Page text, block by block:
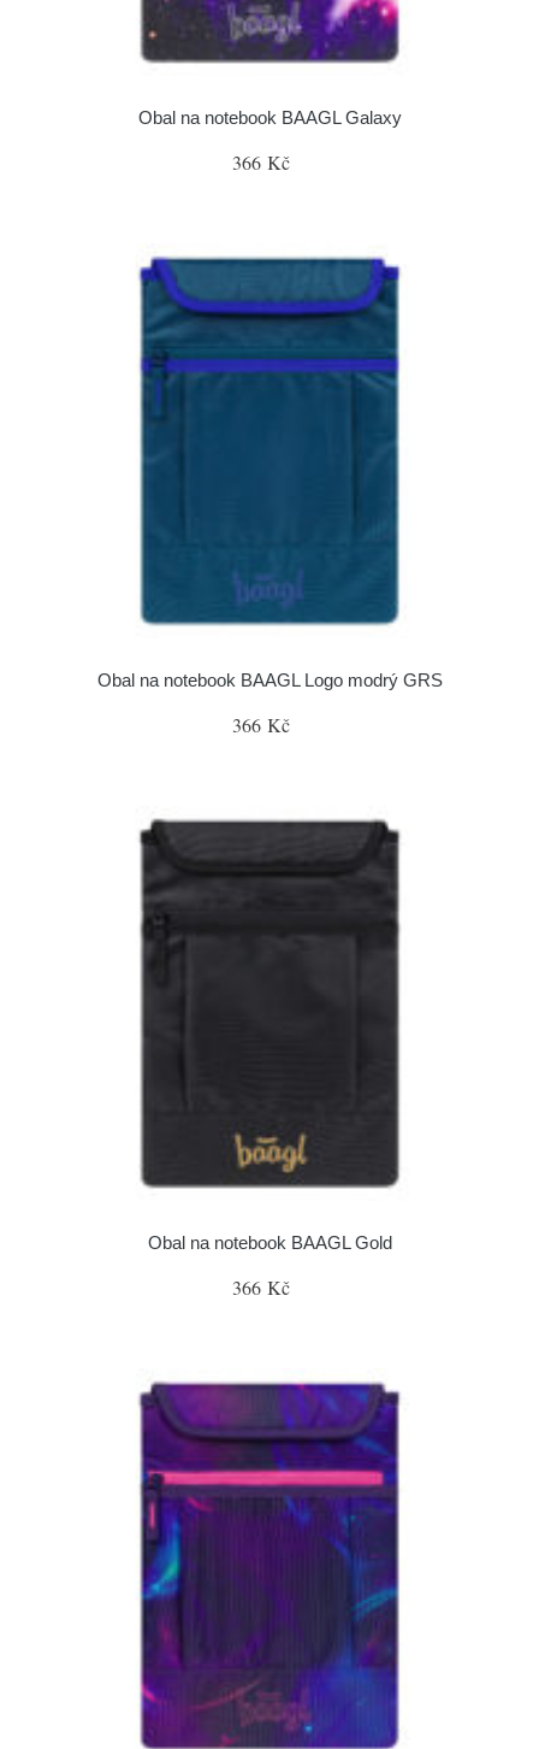
Obal na notebook BAAGL Galaxy
366 Kč
Obal na notebook BAAGL Logo modrý GRS
366 Kč
Obal na notebook BAAGL Gold
366 Kč